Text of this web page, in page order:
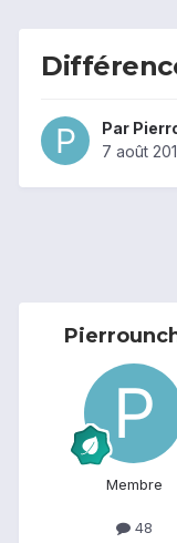
Par
7 août
Membre
48